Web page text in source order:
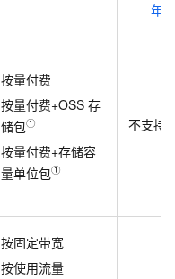
年
按量付费
按量付费+OSS 存
储包①
按量付费+存储容
量单位包①
不支持
按固定带宽
按使用流量